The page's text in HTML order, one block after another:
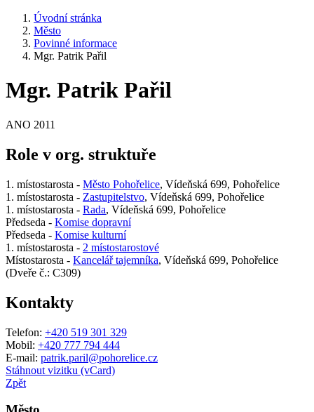
Úvodní stránka
Město
Povinné informace
Mgr. Patrik Pařil
Mgr. Patrik Pařil
ANO 2011
Role v org. struktuře
1. místostarosta - Město Pohořelice, Vídeňská 699, Pohořelice
1. místostarosta - Zastupitelstvo, Vídeňská 699, Pohořelice
1. místostarosta - Rada, Vídeňská 699, Pohořelice
Předseda - Komise dopravní
Předseda - Komise kulturní
1. místostarosta - 2 místostarostové
Místostarosta - Kancelář tajemníka, Vídeňská 699, Pohořelice
(Dveře č.: C309)
Kontakty
Telefon: +420 519 301 329
Mobil: +420 777 794 444
E-mail: patrik.paril@pohorelice.cz
Stáhnout vizitku (vCard)
Zpět